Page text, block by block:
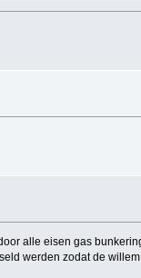
alle eisen gas
werden zodat de